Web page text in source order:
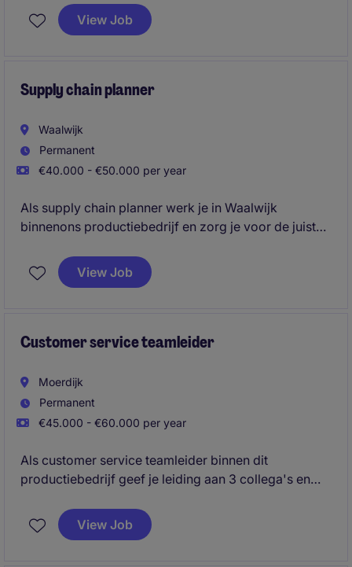
logistieke omgeving in Tilburg ben je de financiële
sparringpartner voor verschillende afdelingen en
View Job
Supply chain planner
Waalwijk
Permanent
€40.000 - €50.000 per year
Als supply chain planner werk je in Waalwijk
binnenons productiebedrijf en zorg je voor de juiste
zodat het productiproces zo efficiënt mogelijk
verloopt. Je speelt een sleutelrol en hebt veel contact
View Job
Customer service teamleider
Moerdijk
Permanent
€45.000 - €60.000 per year
Als customer service teamleider binnen dit
productiebedrijf geef je leiding aan 3 collega's en
inzet zorg je ervoor dat klanten altijd tevreden zijn en
processen soepel verlopen.
View Job